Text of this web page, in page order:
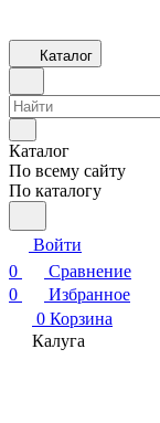
Каталог
Каталог
По всему сайту
По каталогу
Войти
0
Сравнение
0
Избранное
0 Корзина
Калуга